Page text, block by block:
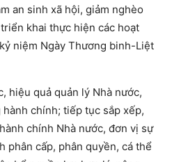
an sinh xã hội, giảm nghèo
khai thực hiện các hoạt
niệm Ngày Thương binh-Liệt
hiệu quả quản lý Nhà nước,
chính; tiếp tục sắp xếp,
chính Nhà nước, đơn vị sự
phân cấp, phân quyền, cá thể